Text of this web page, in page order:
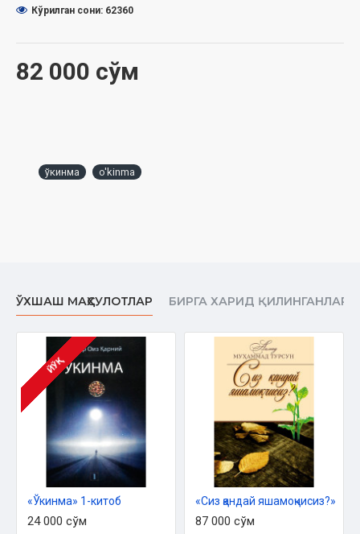
82 000 сўм
Кўрилган сони: 62360
ўкинма o'kinma
ЎХШАШ МАҲСУЛОТЛАР БИРГА ХАРИД ҚИЛИНГАНЛАР
ЙЎҚ
«Ўкинма» 1-китоб
24 000 сўм
«Сиз қандай яшамоқчисиз?»
87 000 сўм